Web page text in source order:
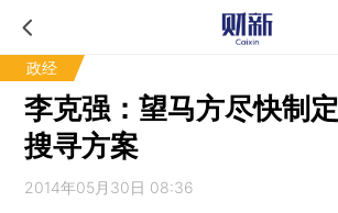
政经
李克强：望马方尽快制
搜寻方案
2014年05月30日 08:36